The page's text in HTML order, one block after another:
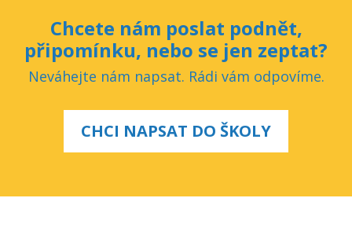
Chcete nám poslat podnět,
připomínku, nebo se jen zeptat?
Neváhejte nám napsat. Rádi vám odpovíme.
CHCI NAPSAT DO ŠKOLY